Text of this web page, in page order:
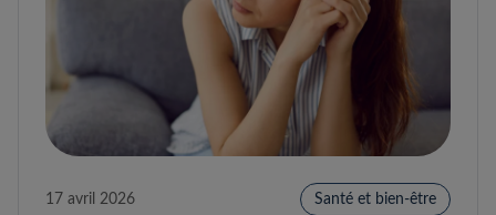
17 avril 2026 Santé et bien-être